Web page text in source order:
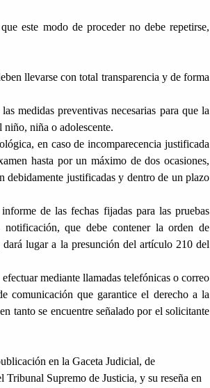
este modo de proceder no debe repetirse,
llevarse con total transparencia y de forma
medidas preventivas necesarias para que la
niño, niña o adolescente.
en caso de incomparecencia justificada
hasta por un máximo de dos ocasiones,
debidamente justificadas y dentro de un plazo
de las fechas fijadas para las pruebas
notificación, que debe contener la orden de
lugar a la presunción del artículo 210 del
mediante llamadas telefónicas o correo
comunicación que garantice el derecho a la
tanto se encuentre señalado por el solicitante
en la Gaceta Judicial, de
Supremo de Justicia, y su reseña en